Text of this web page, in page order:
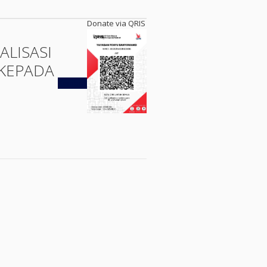
Donate via QRIS